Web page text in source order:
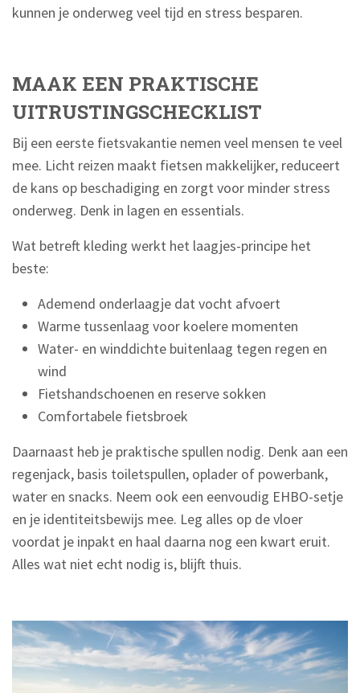
kunnen je onderweg veel tijd en stress besparen.
MAAK EEN PRAKTISCHE
UITRUSTINGSCHECKLIST
Bij een eerste fietsvakantie nemen veel mensen te veel
mee. Licht reizen maakt fietsen makkelijker, reduceert
de kans op beschadiging en zorgt voor minder stress
onderweg. Denk in lagen en essentials.
Wat betreft kleding werkt het laagjes-principe het
beste:
Ademend onderlaagje dat vocht afvoert
Warme tussenlaag voor koelere momenten
Water- en winddichte buitenlaag tegen regen en
wind
Fietshandschoenen en reserve sokken
Comfortabele fietsbroek
Daarnaast heb je praktische spullen nodig. Denk aan een
regenjack, basis toiletspullen, oplader of powerbank,
water en snacks. Neem ook een eenvoudig EHBO-setje
en je identiteitsbewijs mee. Leg alles op de vloer
voordat je inpakt en haal daarna nog een kwart eruit.
Alles wat niet echt nodig is, blijft thuis.